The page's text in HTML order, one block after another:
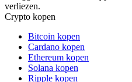
verliezen.
Crypto kopen
Bitcoin kopen
Cardano kopen
Ethereum kopen
Solana kopen
Ripple kopen